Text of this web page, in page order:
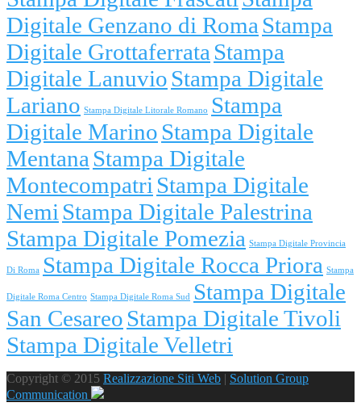
Digitale Genzano di Roma Stampa
Digitale Grottaferrata Stampa
Digitale Lanuvio Stampa Digitale
Lariano Stampa Digitale Litorale Romano
Stampa
Digitale Marino Stampa Digitale
Mentana Stampa Digitale
Montecompatri Stampa Digitale
Nemi Stampa Digitale Palestrina
Stampa Digitale Pomezia Stampa Digitale Provincia
Di Roma Stampa Digitale Rocca Priora Stampa
Digitale Roma Centro Stampa Digitale Roma Sud
Stampa Digitale
San Cesareo Stampa Digitale Tivoli
Stampa Digitale Velletri
Copyright © 2015 Realizzazione Siti Web | Solution Group
Communication